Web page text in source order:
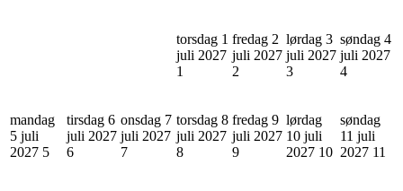
torsdag 1
juli 2027
1
fredag 2
juli 2027
2
lørdag 3
juli 2027
3
søndag 4
juli 2027
4
mandag
5 juli
2027 5
tirsdag 6
juli 2027
6
onsdag 7
juli 2027
7
torsdag 8
juli 2027
8
fredag 9
juli 2027
9
lørdag
10 juli
2027 10
søndag
11 juli
2027 11